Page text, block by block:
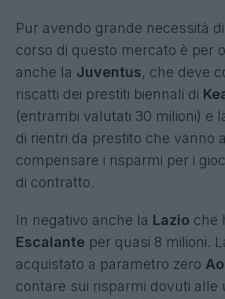
Pur avendo grande necessità
corso di questo mercato è per
anche la Juventus, che deve
riscatti dei prestiti biennali di
(entrambi valutati 30 milioni) e
di rientri da prestito che vanno
compensare i risparmi per i
di contratto.
In negativo anche la Lazio che
Escalante per quasi 8 milioni.
acquistato a parametro zero
contare sui risparmi dovuti alle